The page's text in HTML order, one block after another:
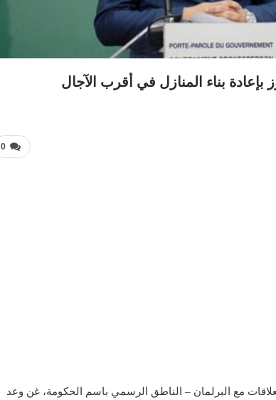
بإعادة بناء المنازل في أقرب الآجال
0
مع البرلمان – الناطق الرسمي باسم الحكومة، غن وعد